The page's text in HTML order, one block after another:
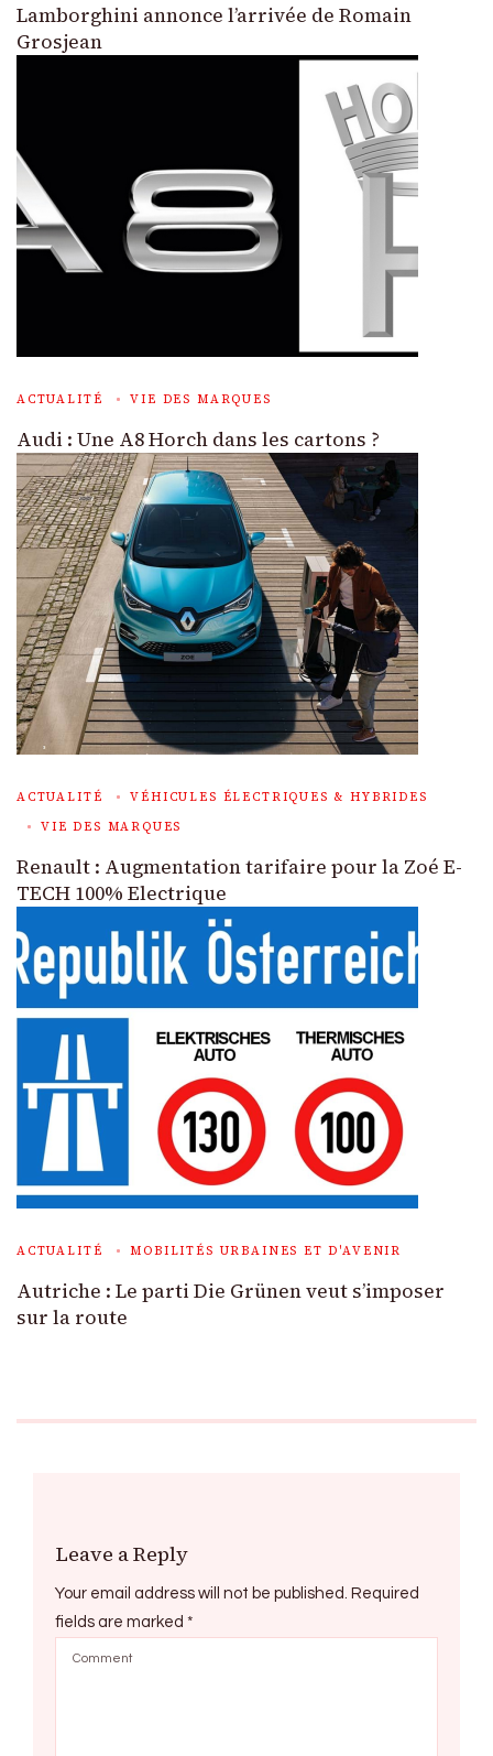
Lamborghini annonce l’arrivée de Romain
Grosjean
ACTUALITÉ VIE DES MARQUES
Audi : Une A8 Horch dans les cartons ?
ACTUALITÉ
VÉHICULES ÉLECTRIQUES & HYBRIDES
VIE DES MARQUES
Renault : Augmentation tarifaire pour la Zoé E-
TECH 100% Electrique
ACTUALITÉ MOBILITÉS URBAINES ET D'AVENIR
Autriche : Le parti Die Grünen veut s’imposer
sur la route
Leave a Reply
Your email address will not be published.
Required
fields are marked *